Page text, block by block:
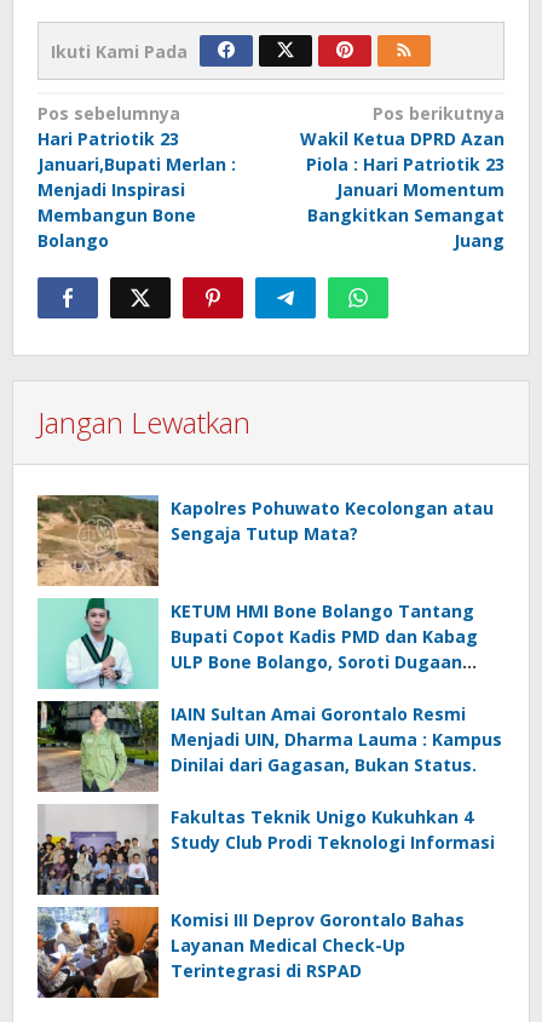
Ikuti Kami Pada
Navigasi
pos
Pos sebelumnya
Hari Patriotik 23
Januari,Bupati Merlan :
Menjadi Inspirasi
Membangun Bone
Bolango
Pos berikutnya
Wakil Ketua DPRD Azan
Piola : Hari Patriotik 23
Januari Momentum
Bangkitkan Semangat
Juang
Jangan Lewatkan
Kapolres Pohuwato Kecolongan atau
Sengaja Tutup Mata?
KETUM HMI Bone Bolango Tantang
Bupati Copot Kadis PMD dan Kabag
ULP Bone Bolango, Soroti Dugaan
IAIN Sultan Amai Gorontalo Resmi
Menjadi UIN, Dharma Lauma : Kampus
Dinilai dari Gagasan, Bukan Status.
Fakultas Teknik Unigo Kukuhkan 4
Study Club Prodi Teknologi Informasi
Komisi III Deprov Gorontalo Bahas
Layanan Medical Check-Up
Terintegrasi di RSPAD